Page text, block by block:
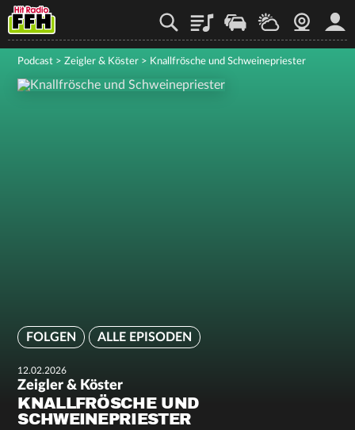
PlaylistStaupilotWetterWebcam
Podcast > Zeigler & Köster > Knallfrösche und Schweinepriester
FOLGEN ALLE EPISODEN
12.02.2026
Zeigler & Köster
KNALLFRÖSCHE UND
SCHWEINEPRIESTER